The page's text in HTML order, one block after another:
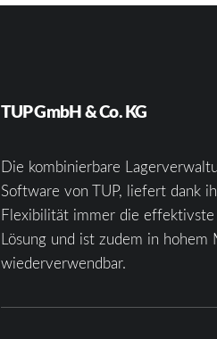
TUP GmbH & Co. KG
Die kombinierbare
Software von TUP, liefert dank
Flexibilität immer die effektivste
Lösung und ist zudem in hohem
wiederverwendbar.